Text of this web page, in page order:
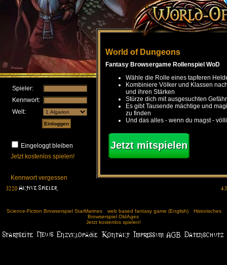
Spieler:
Kennwort:
Welt:
Eingeloggt bleiben
Jetzt kostenlos spielen!
Kennwort vergessen
World of Dungeons
Fantasy Browsergame Rollenspiel WoD
Wähle die Rolle eines tapferen
Kombiniere Völker und Klassen
und ihren Stärken
Stürze dich mit ausgesuchten
Es gibt Tausende mächtige und
zu finden
Und das alles - wenn du magst -
Jetzt mitspielen
Science-Fiction Browserspiel StarMarines web based fantasy game (English)
Historisches
Browserspiel OldAges
Jetzt kostenlos spielen!